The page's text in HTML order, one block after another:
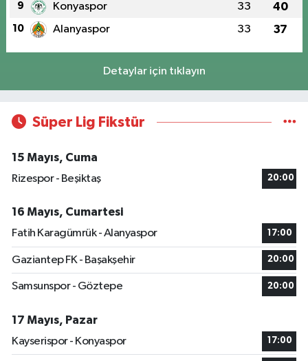
9 Konyaspor 33 40
10 Alanyaspor 33 37
Detaylar için tıklayın
Süper Lig Fikstür
15 Mayıs, Cuma
Rizespor - Beşiktaş
20:00
16 Mayıs, Cumartesi
Fatih Karagümrük - Alanyaspor
17:00
Gaziantep FK - Başakşehir 20:00
Samsunspor - Göztepe 20:00
17 Mayıs, Pazar
Kayserispor - Konyaspor
17:00